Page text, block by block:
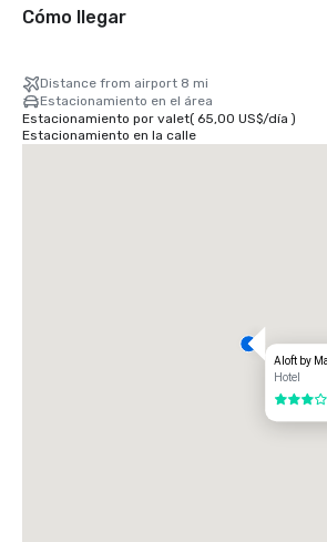
Cómo llegar
Distance from airport 8 mi
Estacionamiento en el área
Estacionamiento por valet( 65,00 US$/día )
Estacionamiento en la calle
Aloft by
Hotel
3 de 5